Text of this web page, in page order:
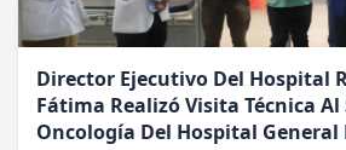
Director Ejecutivo Del Hospital
Fátima Realizó Visita Técnica Al
Oncología Del Hospital General